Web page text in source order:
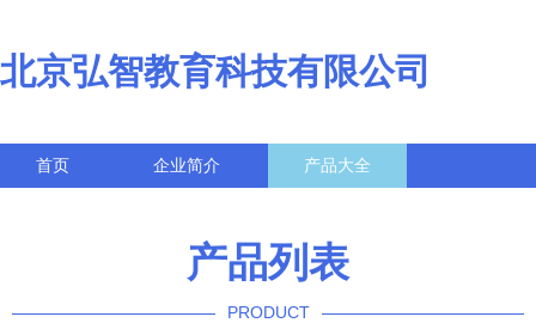
北京弘智教育科技有限公司
首页 企业简介 产品大全
产品列表
PRODUCT